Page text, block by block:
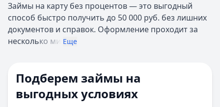
Б
Барнаул
Белгород
Б
Барнаул
Белгород
Займы на карту без процентов — это выгодный
способ быстро получить до 50 000 руб. без лишних
документов и справок. Оформление проходит за
несколько ми Еще
Подберем займы на
выгодных условиях